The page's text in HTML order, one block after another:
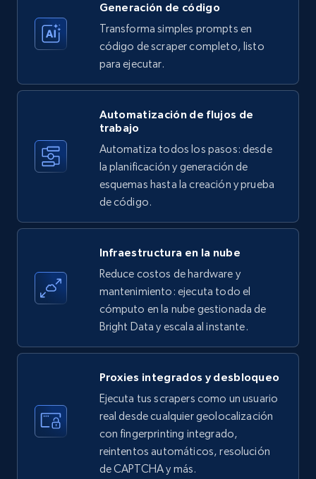
Amazon products - Collects products by
specific keywords
Title, Seller name, Brand, Description, Initial
35.3K+ 5.7K+ Prueba gratuita
Amazon products - find products by using
Title, Seller name, Brand, Description, Initial
price, Currency, Availability, Reviews count, and
more.
5.7K+ Prueba gratuita
LinkedIn company information
ID, Name, Country code, Locations, Followers,
Employees in linkedin, About, Specialties, and
Generación de código
Transforma simples prompts en
código de scraper completo, listo
para ejecutar.
Automatización de flujos de
trabajo
Automatiza todos los pasos: desde
la planificación y generación de
esquemas hasta la creación y prueba
de código.
Infraestructura en la nube
Reduce costos de hardware y
mantenimiento: ejecuta todo el
cómputo en la nube gestionada de
Bright Data y escala al instante.
Proxies integrados y desbloqueo
Ejecuta tus scrapers como un usuario
real desde cualquier geolocalización
con fingerprinting integrado,
reintentos automáticos, resolución
de CAPTCHA y más.